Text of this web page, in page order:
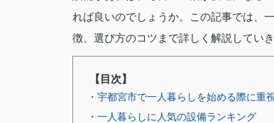
れば良いのでしょうか。この記事では、
徴、選び方のコツまで詳しく解説してい
【目次】
・宇都宮市で一人暮らしを始める際に重
・一人暮らしに人気の設備ランキング